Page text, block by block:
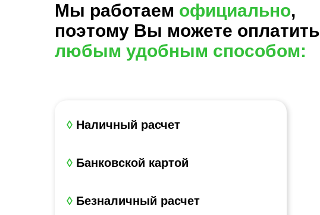
Мы работаем официально,
поэтому Вы можете оплатить
любым удобным способом:
◊ Наличный расчет
◊ Банковской картой
◊ Безналичный расчет